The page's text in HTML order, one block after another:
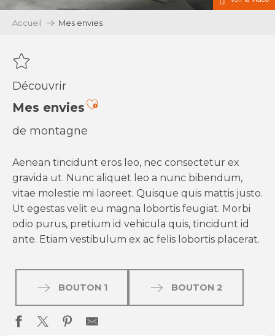
Accueil Mes envies
Découvrir
Mes enviesAjouter aux favoris
de montagne
Aenean tincidunt eros leo, nec consectetur ex
gravida ut. Nunc aliquet leo a nunc bibendum,
vitae molestie mi laoreet. Quisque quis mattis justo.
Ut egestas velit eu magna lobortis feugiat. Morbi
odio purus, pretium id vehicula quis, tincidunt id
ante. Etiam vestibulum ex ac felis lobortis placerat.
BOUTON 1 BOUTON 2